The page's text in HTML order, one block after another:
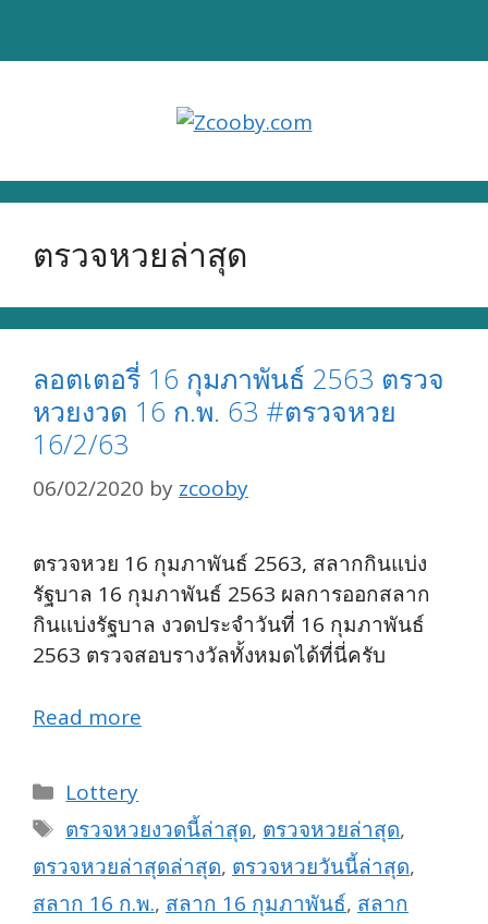
ตรวจหวยล่าสุด
ลอตเตอรี่ 16 กุมภาพันธ์ 2563 ตรวจ
หวยงวด 16 ก.พ. 63 #ตรวจหวย
16/2/63
06/02/2020 by zcooby
ตรวจหวย 16 กุมภาพันธ์ 2563, สลากกินแบ่ง
รัฐบาล 16 กุมภาพันธ์ 2563 ผลการออกสลาก
กินแบ่งรัฐบาล งวดประจำวันที่ 16 กุมภาพันธ์
2563 ตรวจสอบรางวัลทั้งหมดได้ที่นี่ครับ
Read more
Categories
Lottery
Tags
ตรวจหวยงวดนี้ล่าสุด, ตรวจหวยล่าสุด,
ตรวจหวยล่าสุดล่าสุด, ตรวจหวยวันนี้ล่าสุด,
สลาก 16 ก.พ., สลาก 16 กุมภาพันธ์, สลาก